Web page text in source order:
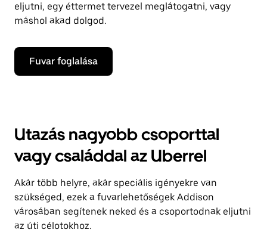
eljutni, egy éttermet tervezel meglátogatni, vagy
máshol akad dolgod.
Fuvar foglalása
Utazás nagyobb csoporttal
vagy családdal az Uberrel
Akár több helyre, akár speciális igényekre van
szükséged, ezek a fuvarlehetőségek Addison
városában segítenek neked és a csoportodnak eljutni
az úti célotokhoz.